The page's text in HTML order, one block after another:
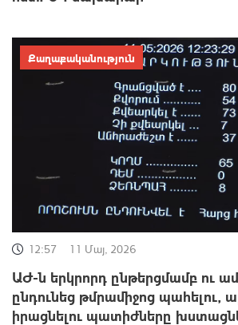
12:57 11 Մայ, 2026
ԱԺ-ն երկրորդ ընթերցմամբ ու
ընդունեց թմրամիջոց պահելու,
իրացնելու պատիժները
Քաղաքականություն